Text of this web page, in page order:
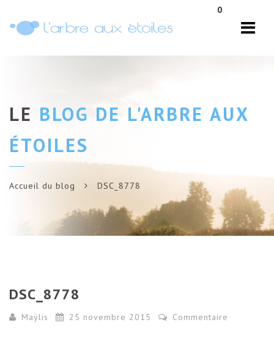
0
LE BLOG DE L'ARBRE AUX
ÉTOILES
Accueil du blog DSC_8778
DSC_8778
Maÿlis 25 novembre 2015 Commentaire